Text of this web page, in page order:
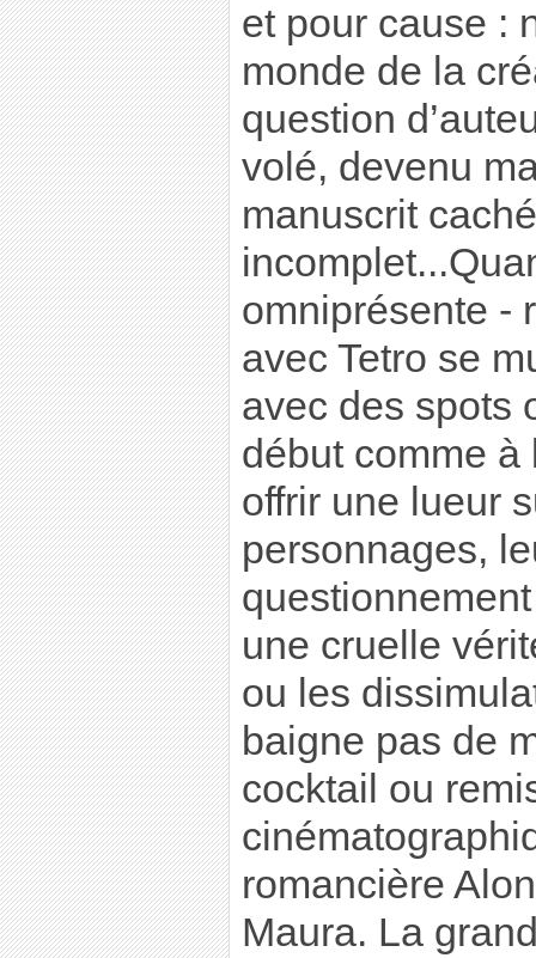
et pour cause :
monde de la
question
volé, devenu
manuscrit
omniprésente -
avec Tetro se
avec des spots
début comme
offrir une lueur
personnages,
une cruelle
ou les
baigne pas de
cocktail ou
romancière
Maura. La